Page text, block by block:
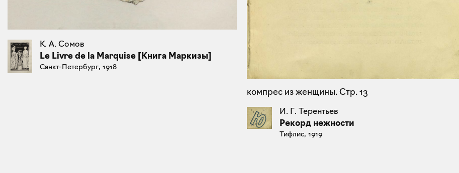
К. А. Сомов
Le Livre de la Marquise [Книга Маркизы]
Санкт-Петербург, 1918
компрес из женщины. Стр. 13
И. Г. Терентьев
Рекорд нежности
Тифлис, 1919